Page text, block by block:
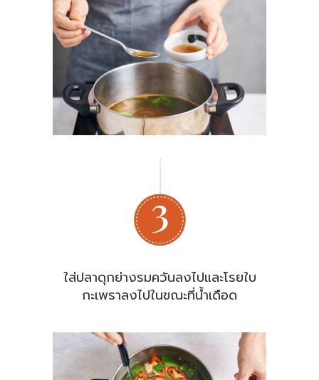
ใส่ปลาดุกย่างรมควันลงไปและโรยใบ
กะเพราลงไปในขณะที่น้ำเดือด